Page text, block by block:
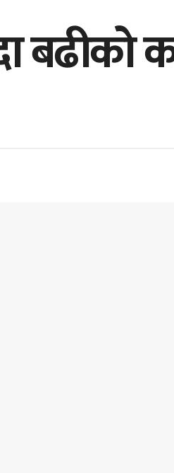
बढीको